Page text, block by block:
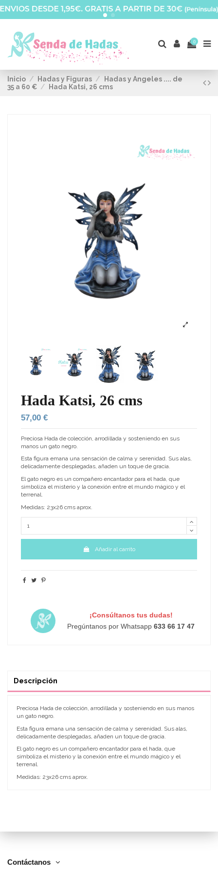
0
Inicio Hadas y Figuras
Hadas y Angeles .... de
35 a 60 €
Hada Katsi, 26 cms
Hada Katsi, 26 cms
57,00 €
Preciosa Hada de colección, arrodillada y sosteniendo en sus
manos un gato negro.
Esta figura emana una sensación de calma y serenidad. Sus alas,
delicadamente desplegadas, añaden un toque de gracia.
El gato negro es un compañero encantador para el hada, que
simboliza el misterio y la conexión entre el mundo mágico y el
terrenal.
Medidas: 23x26 cms aprox.
Añadir al carrito
¡Consúltanos tus dudas!
Pregúntanos por Whatsapp633 66 17 47
Descripción
Preciosa Hada de colección, arrodillada y sosteniendo en sus manos
un gato negro.
Esta figura emana una sensación de calma y serenidad. Sus alas,
delicadamente desplegadas, añaden un toque de gracia.
El gato negro es un compañero encantador para el hada, que
simboliza el misterio y la conexión entre el mundo mágico y el
terrenal.
Medidas: 23x26 cms aprox.
Contáctanos